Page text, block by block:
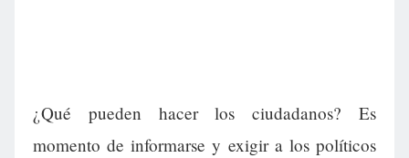
¿Qué pueden hacer los ciudadanos? Es
momento de informarse y exigir a los políticos